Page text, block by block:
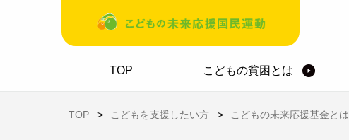
ホーム
TOP
こどもの貧困とは
TOP こどもを支援したい方 こどもの未来応援基金とは